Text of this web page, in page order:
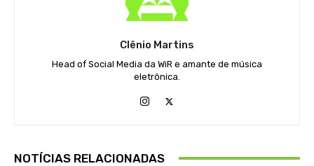
Clênio Martins
Head of Social Media da WiR e amante de música
eletrônica.
NOTÍCIAS RELACIONADAS